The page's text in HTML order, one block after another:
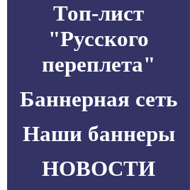
Топ-лист
"Русского
переплета"
Баннерная сеть
Наши баннеры
НОВОСТИ